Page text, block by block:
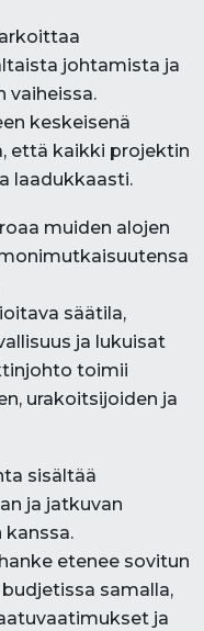
johtamista ja
vaiheissa.
keskeisenä
että kaikki projektin
laadukkaasti.
muiden alojen
säätila,
ja lukuisat
toimii
urakoitsijoiden ja
sisältää
ja jatkuvan
etenee sovitun
samalla,
ja